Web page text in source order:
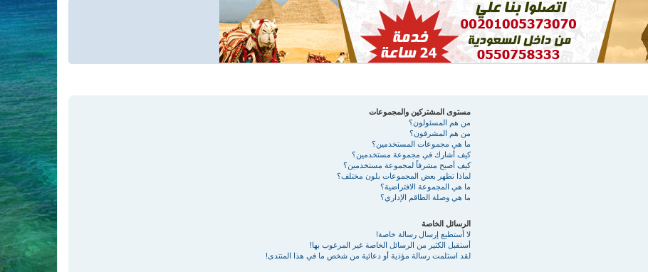
مستوى المشتركين والمجموعات
من هم المسئولون؟
من هم المشرفون؟
ما هي مجموعات المستخدمين؟
كيف أشارك في مجموعة مستخدمين؟
كيف أصبح مشرفاً لمجموعة مستخدمين؟
لماذا تظهر بعض المجموعات بلون مختلف؟
ما هي المجموعة الافتراضية؟
ما هي وصلة الطاقم الإداري؟
الرسائل الخاصة
لا أستطيع إرسال رسالة خاصة!
أستقبل الكثير من الرسائل الخاصة غير المرغوب بها!
لقد استلمت رسالة مؤذية أو دعائية من شخص ما في هذا المنتدى!